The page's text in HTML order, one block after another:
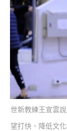
世新教練王宣雲
望打快、降低文